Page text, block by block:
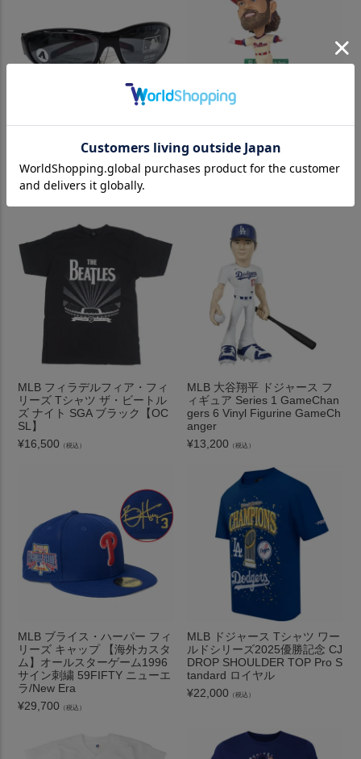
サングラス Siskiyou 草野球特
集 熱中症対策
¥6,600（税込）
リーズ ボブルヘッド 【1000
個限定】Stadium Exclusive Mi
ni Bobblehead FOCO
MLB フィラデルフィア・フィ
リーズ Tシャツ ザ・ビートル
ズ ナイト SGA ブラック【OC
SL】
¥16,500 （税込）
MLB 大谷翔平 ドジャース フ
ィギュア Series 1 GameChan
gers 6 Vinyl Figurine GameCh
anger
¥13,200 （税込）
MLB ブライス・ハーパー フィ
リーズ キャップ 【海外カスタ
ム】オールスターゲーム1996
サイン刺繍 59FIFTY ニューエ
ラ/New Era
¥29,700 （税込）
MLB ドジャース Tシャツ ワー
ルドシリーズ2025優勝記念 CJ
DROP SHOULDER TOP Pro S
tandard ロイヤル
¥22,000 （税込）